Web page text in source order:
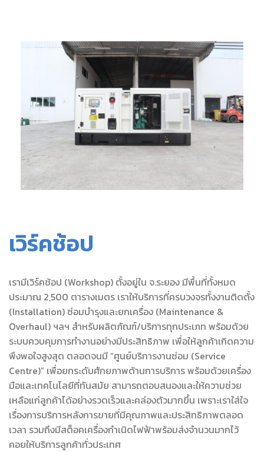
เวิร์คช้อป
เรามีเวิร์คช้อป (Workshop) ตั้งอยู่ใน จ.ระยอง มีพื้นที่ทั้งหมด
ประมาณ 2,500 ตารางเมตร เราให้บริการที่ครบวงจรทั้งงานติดตั้ง
(Installation) ซ่อมบำรุงและยกเครื่อง (Maintenance &
Overhaul) ฯลฯ สำหรับผลิตภัณฑ์/บริการทุกประเภท พร้อมด้วย
ระบบควบคุมการทำงานอย่างมีประสิทธิภาพ เพื่อให้ลูกค้าเกิดความ
พึงพอใจสูงสุด ตลอดจนมี “ศูนย์บริการงานซ่อม (Service
Centre)” เพื่อยกระดับศักยภาพด้านการบริการ พร้อมด้วยเครื่อง
มือและเทคโนโลยีที่ทันสมัย สามารถตอบสนองและให้ความช่วย
เหลือแก่ลูกค้าได้อย่างรวดเร็วและคล่องตัวมากขึ้น เพราะเราใส่ใจ
เรื่องการบริการหลังการขายที่มีคุณภาพและประสิทธิภาพตลอด
เวลา รวมถึงมีสต็อคเครื่องกำเนิดไฟฟ้าพร้อมส่งจำนวนมากไว้
คอยให้บริการลูกค้าทั่วประเทศ